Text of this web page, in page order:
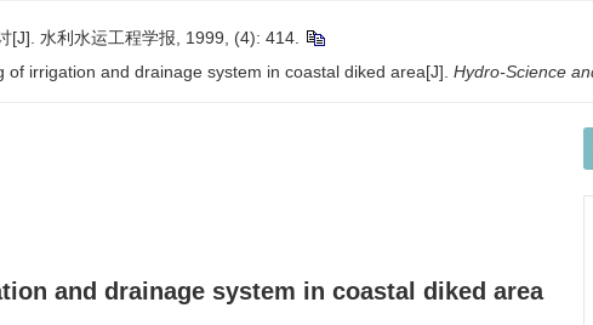
[J]. 水利水运工程学报, 1999, (4): 414.
irrigation and drainage system in coastal diked area[J]. Hydro-Science
and drainage system in coastal diked area